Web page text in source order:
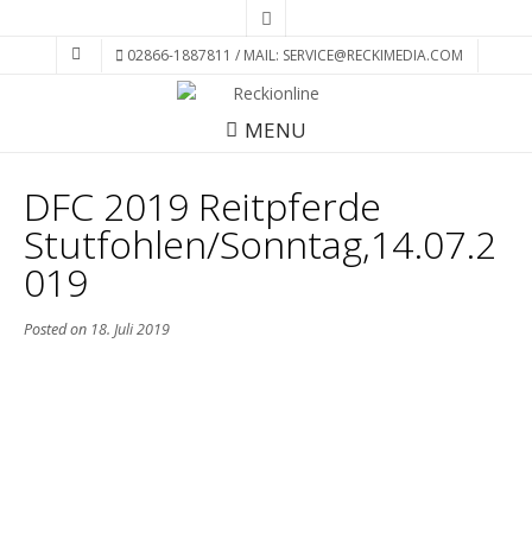
02866-1887811 / MAIL: SERVICE@RECKIMEDIA.COM
MENU
DFC 2019 Reitpferde
Stutfohlen/Sonntag,14.07.2
019
Posted on 18. Juli 2019